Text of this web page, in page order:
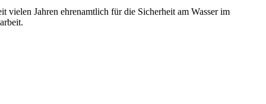
vielen Jahren ehrenamtlich für die Sicherheit am Wasser im